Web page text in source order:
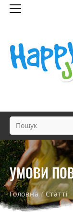
УМОВИ
Головна/Статті